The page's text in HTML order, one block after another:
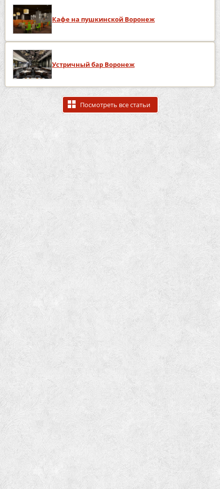
Кафе на пушкинской Воронеж
Устричный бар Воронеж
Посмотреть все статьи